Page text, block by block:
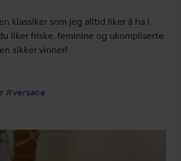
klassiker som jeg alltid liker å ha i
liker friske, feminine og ukompliserte
sikker vinner!
#versace